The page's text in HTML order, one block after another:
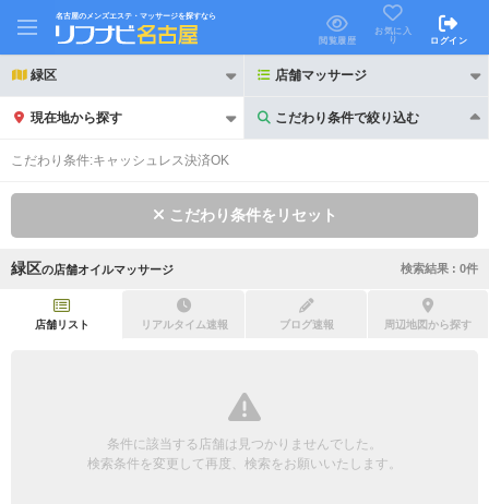
名古屋のメンズエステ・マッサージを探すなら
閲覧履歴
お気に入
り
ログイン
緑区 店舗マッサージ
現在地から探す こだわり条件で絞り込む
こだわり条件で絞り込む
初回割引あり リピーター割引あり
団体様歓迎
こだわり条件:キャッシュレス決済OK
こだわり条件をリセット
緑区の店舗オイルマッサージ 検索結果 : 0件
店舗リスト リアルタイム速報 ブログ速報 周辺地図から探す
条件に該当する店舗は見つかりませんでした。
検索条件を変更して再度、検索をお願いいたします。